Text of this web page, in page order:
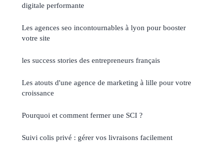
digitale performante
Les agences seo incontournables à lyon pour booster
votre site
les success stories des entrepreneurs français
Les atouts d'une agence de marketing à lille pour votre
croissance
Pourquoi et comment fermer une SCI ?
Suivi colis privé : gérer vos livraisons facilement